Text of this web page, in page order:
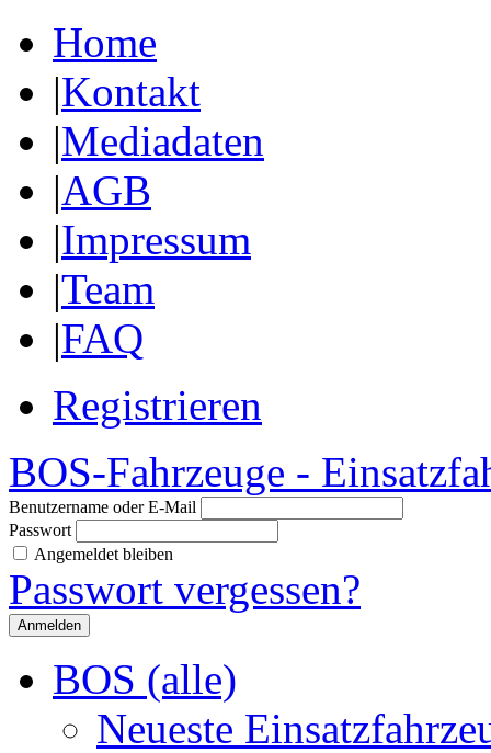
Home
|Kontakt
|Mediadaten
|AGB
|Impressum
|Team
|FAQ
Registrieren
BOS-Fahrzeuge -
Benutzername oder E-Mail
Passwort
Angemeldet bleiben
Passwort vergessen?
BOS (alle)
Neueste